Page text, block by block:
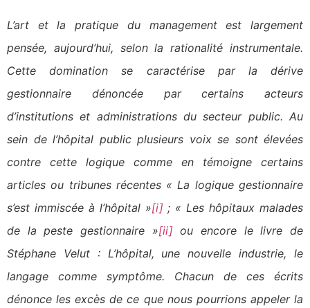
L’art et la pratique du management est largement
pensée, aujourd’hui, selon la rationalité instrumentale.
Cette domination se caractérise par la dérive
gestionnaire dénoncée par certains acteurs
d’institutions et administrations du secteur public. Au
sein de l’hôpital public plusieurs voix se sont élevées
contre cette logique comme en témoigne certains
articles ou tribunes récentes « La logique gestionnaire
s’est immiscée à l’hôpital »[i] ; « Les hôpitaux malades
de la peste gestionnaire »[ii] ou encore le livre de
Stéphane Velut : L’hôpital, une nouvelle industrie, le
langage comme symptôme. Chacun de ces écrits
dénonce les excès de ce que nous pourrions appeler la